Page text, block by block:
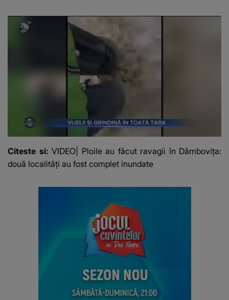
lui se numără printre
mediu
Citeste si: VIDEO| Ploile au făcut ravagii în Dâmbovița:
două localități au fost complet inundate